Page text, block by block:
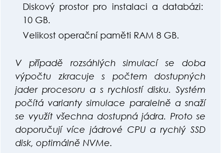
Diskový prostor pro instalaci a databázi:
10 GB.
Velikost operační paměti RAM 8 GB.
V případě rozsáhlých simulací se doba
výpočtu zkracuje s počtem dostupných
jader procesoru a s rychlostí disku. Systém
počítá varianty simulace paralelně a snaží
se využít všechna dostupná jádra. Proto se
doporučují více jádrové CPU a rychlý SSD
disk, optimálně NVMe.